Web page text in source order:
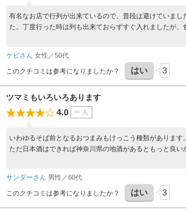
有名なお店で行列が出来ているので、普段は避けていまし
た。丁度行った時は列も出来ておらずすぐ入れましたが、
の人が待っていました。その日は新館が休業だったよう
頼みましたが、今まで待つことを避けて食べなかった事を
っと回転は良いと思うので、また行こうと思います。
ケビさん 女性／50代
このクチコミは参考になりましたか？ はい 3
ツマミもいろいろあります
4.0 一人
いわゆるそば前となるおつまみもけっこう種類があります。
ただ日本酒はできれば神奈川県の地酒があるともっと良い
お蕎麦も種類が豊富なのでその日の気分で選べて良いと
サンダーさん 男性／60代
このクチコミは参考になりましたか？ はい 3